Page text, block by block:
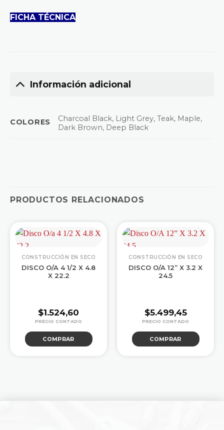
FICHA TÉCNICA
Información adicional
COLORES
Charcoal Black, Light Grey, Teak, Maple,
Dark Brown, Deep Black
PRODUCTOS RELACIONADOS
CONSTRUCCIÓN EN SECO
DISCO O/A 4 1/2 X 4.8
X 22.2
$1.524,60
COMPRAR
CONSTRUCCIÓN EN SECO
DISCO O/A 12” X 3.2 X
24.5
$5.499,45
COMPRAR